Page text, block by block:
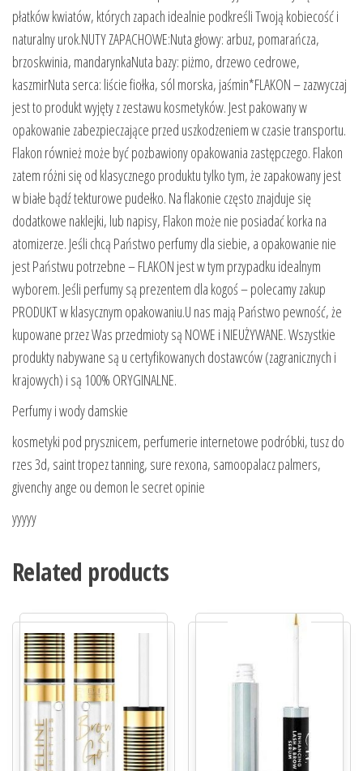
płatków kwiatów, których zapach idealnie podkreśli Twoją kobiecość i
naturalny urok.NUTY ZAPACHOWE:Nuta głowy: arbuz, pomarańcza,
brzoskwinia, mandarynkaNuta bazy: piżmo, drzewo cedrowe,
kaszmirNuta serca: liście fiołka, sól morska, jaśmin*FLAKON – zazwyczaj
jest to produkt wyjęty z zestawu kosmetyków. Jest pakowany w
opakowanie zabezpieczające przed uszkodzeniem w czasie transportu.
Flakon również może być pozbawiony opakowania zastępczego. Flakon
zatem różni się od klasycznego produktu tylko tym, że zapakowany jest
w białe bądź tekturowe pudełko. Na flakonie często znajduje się
dodatkowe naklejki, lub napisy, Flakon może nie posiadać korka na
atomizerze. Jeśli chcą Państwo perfumy dla siebie, a opakowanie nie
jest Państwu potrzebne – FLAKON jest w tym przypadku idealnym
wyborem. Jeśli perfumy są prezentem dla kogoś – polecamy zakup
PRODUKT w klasycznym opakowaniu.U nas mają Państwo pewność, że
kupowane przez Was przedmioty są NOWE i NIEUŻYWANE. Wszystkie
produkty nabywane są u certyfikowanych dostawców (zagranicznych i
krajowych) i są 100% ORYGINALNE.
Perfumy i wody damskie
kosmetyki pod prysznicem, perfumerie internetowe podróbki, tusz do
rzes 3d, saint tropez tanning, sure rexona, samoopalacz palmers,
givenchy ange ou demon le secret opinie
yyyyy
Related products